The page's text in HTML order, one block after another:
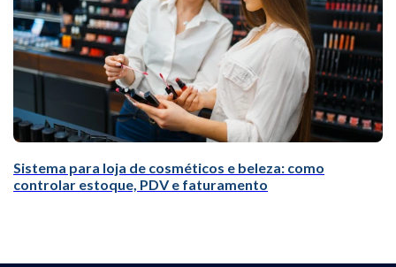
Sistema para loja de cosméticos e beleza: como
controlar estoque, PDV e faturamento